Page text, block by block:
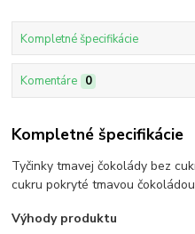
Kompletné špecifikácie
Komentáre 0
Kompletné špecifikácie
Tyčinky tmavej čokolády bez
cukru pokryté tmavou
Výhody produktu